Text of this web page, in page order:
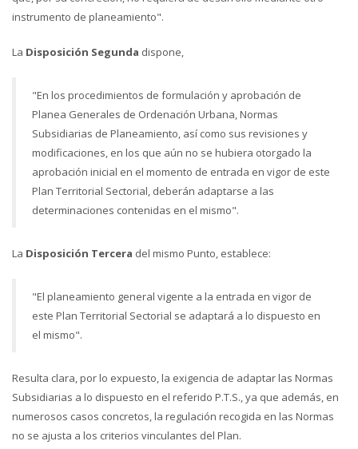
instrumento de planeamiento".
La Disposición Segunda dispone,
"En los procedimientos de formulación y aprobación de
Planea Generales de Ordenación Urbana, Normas
Subsidiarias de Planeamiento, así como sus revisiones y
modificaciones, en los que aún no se hubiera otorgado la
aprobación inicial en el momento de entrada en vigor de este
Plan Territorial Sectorial, deberán adaptarse a las
determinaciones contenidas en el mismo".
La Disposición Tercera del mismo Punto, establece:
"El planeamiento general vigente a la entrada en vigor de
este Plan Territorial Sectorial se adaptará a lo dispuesto en
el mismo".
Resulta clara, por lo expuesto, la exigencia de adaptar las Normas
Subsidiarias a lo dispuesto en el referido P.T.S., ya que además, en
numerosos casos concretos, la regulación recogida en las Normas
no se ajusta a los criterios vinculantes del Plan.